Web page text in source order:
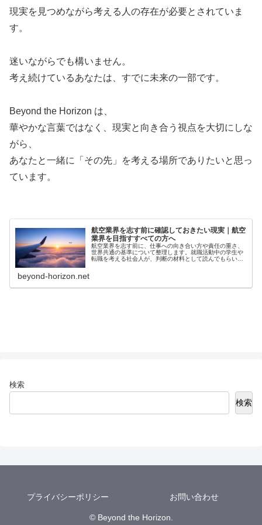
現実を見つめながら考える人の存在が必要とされていま
す。
迷いながらでも構いません。
考え続けているあなたは、すでに未来の一部です。
Beyond the Horizon は、
華やかな言葉ではなく、現実と向き合う視点を大切にしな
がら、
あなたと一緒に「その先」を考える場所でありたいと思っ
ています。
航空業界を志す前に確認しておきたい現実｜航空
業界を目指すすべての方へ
航空業界を志す前に、仕事への向き合い方や責任の重さ、
世界共通の基準について整理します。就職活動中の学生や
転職を考える社会人が、判断の材料として読んでもらいた
beyond-horizon.net
検索
検索
プライバシーポリシー お問い合わせ
© Beyond the Horizon.